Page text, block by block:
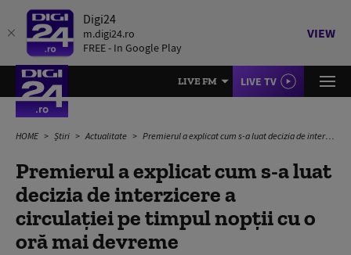
Digi24
m.digi24.ro
FREE - In Google Play
VIEW
LIVE FM LIVE TV
HOME Știri Actualitate Premierul a explicat cum s-a luat decizia de interzicere a circulației pe timpul nopții cu o oră mai devreme
Premierul a explicat cum s-a luat
decizia de interzicere a
circulației pe timpul nopții cu o
oră mai devreme